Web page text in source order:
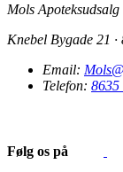
Mols Apoteksudsalg
Knebel Bygade 21
Email:
Telefon: 8635
Følg os på